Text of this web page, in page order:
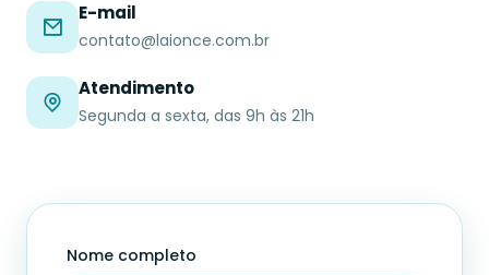
E-mail
contato@laionce.com.br
Atendimento
Segunda a sexta, das 9h às 21h
Nome completo